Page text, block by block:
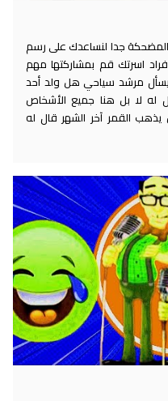
جدا لنساعدك على رسم
اسرتك قم بمشاركتها مهم
مرشد سياحي هل ولد أحد
له لا بل هنا جميع الأشخاص
القمر آخر الشهر قال له